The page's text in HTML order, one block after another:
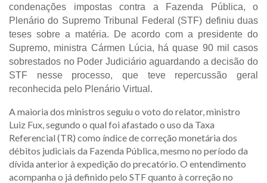
condenações impostas contra a Fazenda Pública, o
Plenário do Supremo Tribunal Federal (STF) definiu duas
teses sobre a matéria. De acordo com a presidente do
Supremo, ministra Cármen Lúcia, há quase 90 mil casos
sobrestados no Poder Judiciário aguardando a decisão do
STF nesse processo, que teve repercussão geral
reconhecida pelo Plenário Virtual.
A maioria dos ministros seguiu o voto do relator, ministro
Luiz Fux, segundo o qual foi afastado o uso da Taxa
Referencial (TR) como índice de correção monetária dos
débitos judiciais da Fazenda Pública, mesmo no período da
dívida anterior à expedição do precatório. O entendimento
acompanha o já definido pelo STF quanto à correção no